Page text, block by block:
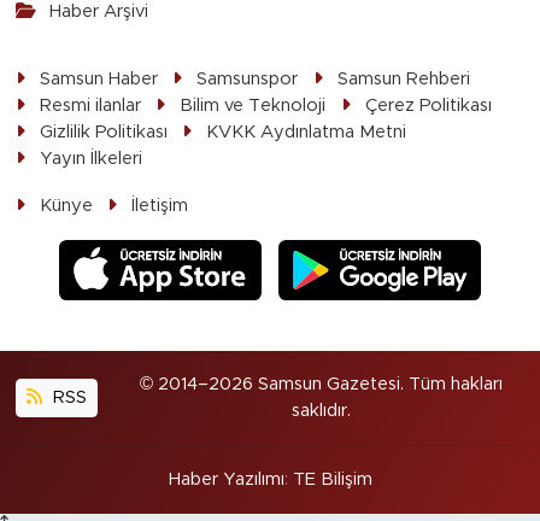
Haber Arşivi
Samsun Haber Samsunspor
Samsun Rehberi
Resmi ilanlar
Bilim ve Teknoloji
Çerez Politikası
Gizlilik Politikası
KVKK Aydınlatma Metni
Yayın İlkeleri
Künye İletişim
RSS
© 2014–2026 Samsun Gazetesi. Tüm hakları
saklıdır.
Haber Yazılımı: TE Bilişim